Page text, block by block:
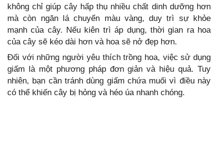
không chỉ giúp cây hấp thụ nhiều chất dinh dưỡng hơn
mà còn ngăn lá chuyển màu vàng, duy trì sự khỏe
mạnh của cây. Nếu kiên trì áp dụng, thời gian ra hoa
của cây sẽ kéo dài hơn và hoa sẽ nở đẹp hơn.
Đối với những người yêu thích trồng hoa, việc sử dụng
giấm là một phương pháp đơn giản và hiệu quả. Tuy
nhiên, bạn cần tránh dùng giấm chứa muối vì điều này
có thể khiến cây bị hỏng và héo úa nhanh chóng.